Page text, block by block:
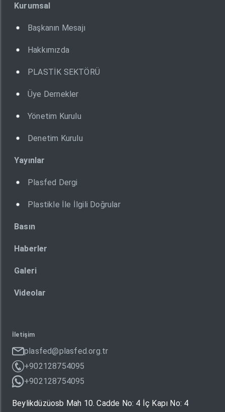
Kurumsal
Başkanın Mesajı
Hakkımızda
PLASTİK SEKTÖRÜ
Üye Dernekler
Yönetim Kurulu
Denetim Kurulu
Yayınlar
Plasfed Dergi
Plastikle İle İlgili Doğrular
Basın
Haberler
Galeri
Videolar
İletişim
plasfed@plasfed.org.tr
+902128754095
+902128754095
Beylikdüzüosb Mah 10. Cadde No: 4 İç Kapı No: 4